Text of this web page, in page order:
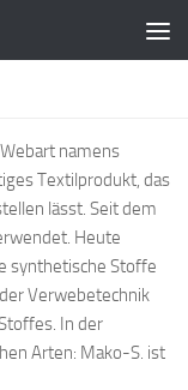
namens
Textilprodukt, das
lässt. Seit dem
Heute
synthetische Stoffe
Verwebetechnik
In der
Arten: Mako-S. ist